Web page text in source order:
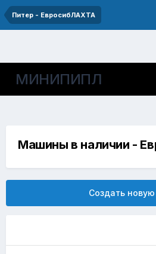
Питер - ЕвросибЛАХТА
МИНИПИПЛ
Машины в наличии -
Создать